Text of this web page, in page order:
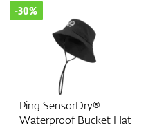
Ping SensorDry®
Waterproof Bucket Hat
-30%